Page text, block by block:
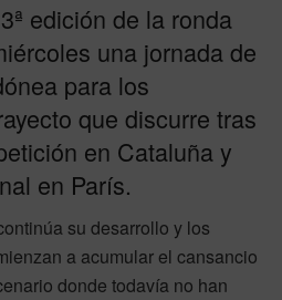
edición de la ronda
una jornada de
para los
que discurre tras
en Cataluña y
en París.
su desarrollo y los
a acumular el cansancio
donde todavía no han